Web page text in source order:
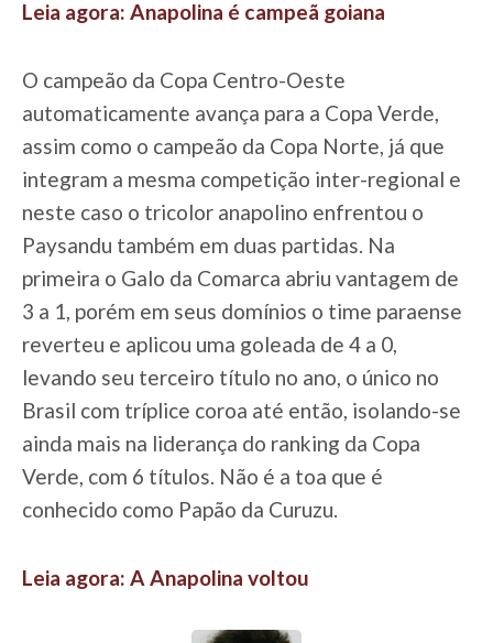
Leia agora: Anapolina é campeã goiana
O campeão da Copa Centro-Oeste
automaticamente avança para a Copa Verde,
assim como o campeão da Copa Norte, já que
integram a mesma competição inter-regional e
neste caso o tricolor anapolino enfrentou o
Paysandu também em duas partidas. Na
primeira o Galo da Comarca abriu vantagem de
3 a 1, porém em seus domínios o time paraense
reverteu e aplicou uma goleada de 4 a 0,
levando seu terceiro título no ano, o único no
Brasil com tríplice coroa até então, isolando-se
ainda mais na liderança do ranking da Copa
Verde, com 6 títulos. Não é a toa que é
conhecido como Papão da Curuzu.
Leia agora: A Anapolina voltou